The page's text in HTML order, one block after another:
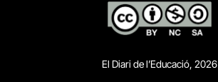
El Diari de l’Educació, 2026